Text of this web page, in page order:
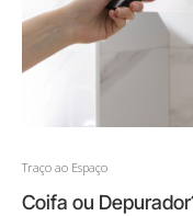
Traço ao Espaço
Coifa ou